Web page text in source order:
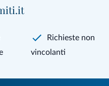
Richieste non
vincolanti